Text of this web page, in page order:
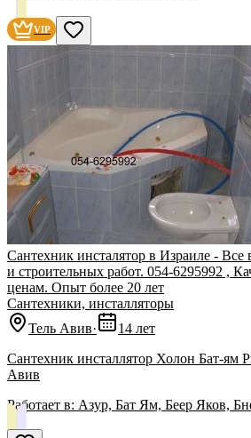
VIP
Сантехник инсталятор в Израиле - Все
и строительных работ. 054-6295992 ,
ценам. Опыт более 20 лет
Сантехники, инсталляторы
Тель Авив·
14 лет
Сантехник инсталлятор Холон Бат-ям
Авив
Работает в: Азур, Бат Ям, Беер Яков,